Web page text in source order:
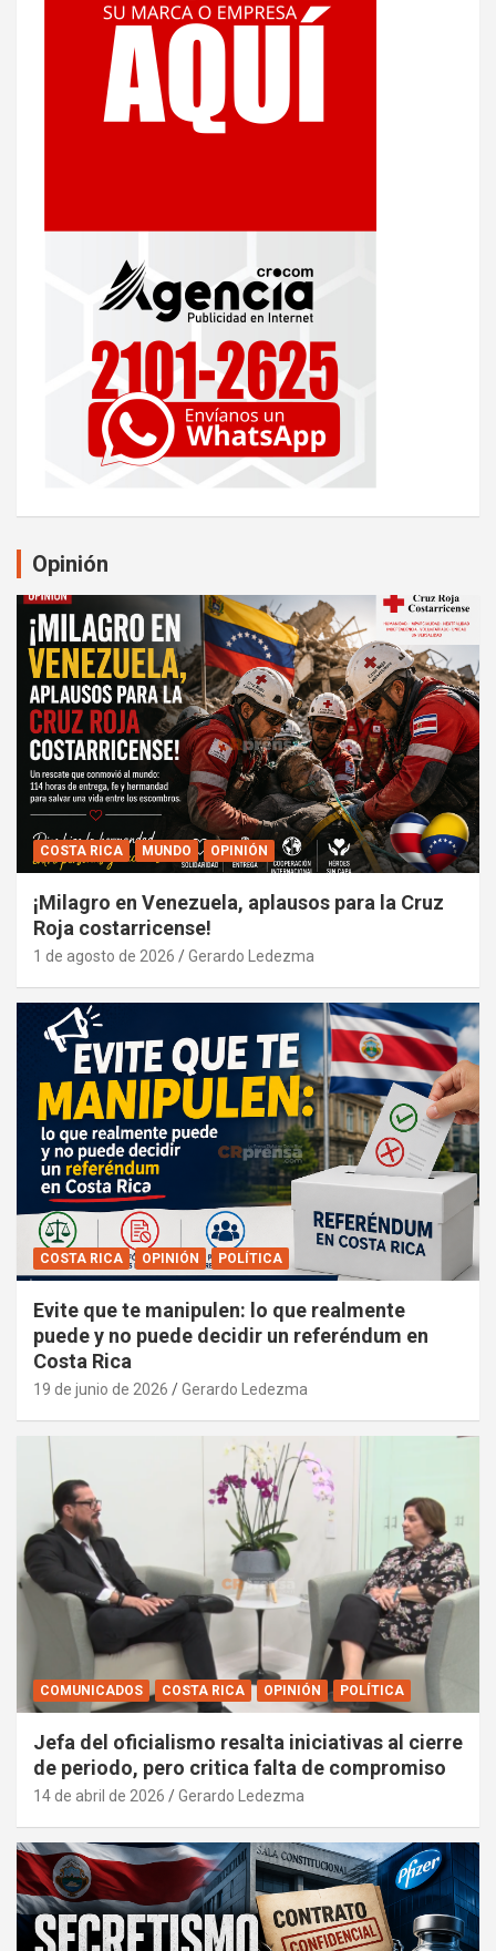
Opinión
COSTA RICA MUNDO OPINIÓN
¡Milagro en Venezuela, aplausos para la Cruz
Roja costarricense!
1 de agosto de 2026 Gerardo Ledezma
COSTA RICA OPINIÓN POLÍTICA
Evite que te manipulen: lo que realmente
puede y no puede decidir un referéndum en
Costa Rica
19 de junio de 2026 Gerardo Ledezma
COMUNICADOS COSTA RICA OPINIÓN POLÍTICA
Jefa del oficialismo resalta iniciativas al cierre
de periodo, pero critica falta de compromiso
14 de abril de 2026 Gerardo Ledezma